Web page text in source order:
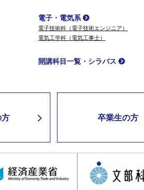
電子・電気系
電子技術科（電子技術エンジニア）
電気工学科（電気工事士）
開講科目一覧・シラバス
卒業生の方